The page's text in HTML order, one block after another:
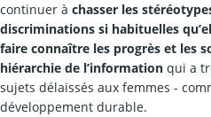
continuer à chasser les
discriminations si habituelles
faire connaître les progrès et les
hiérarchie de l’information qui a
sujets délaissés aux femmes -
développement durable.